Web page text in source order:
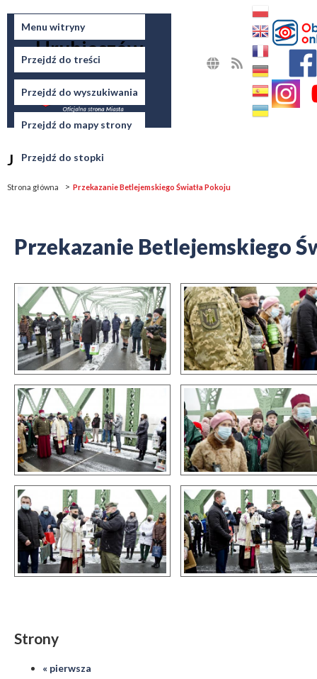
Menu witryny
Przejdź do treści
Przejdź do wyszukiwania
Przejdź do mapy strony
Przejdź do stopki
Miasto
Hrubieszów
Jesteś tutaj
Strona główna Przekazanie Betlejemskiego Światła Pokoju
Przekazanie Betlejemskiego
Strony
« pierwsza